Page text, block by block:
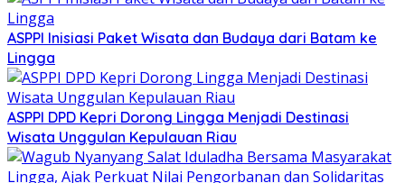
ASPPI Inisiasi Paket Wisata dan Budaya dari Batam ke
Lingga
ASPPI DPD Kepri Dorong Lingga Menjadi Destinasi
Wisata Unggulan Kepulauan Riau